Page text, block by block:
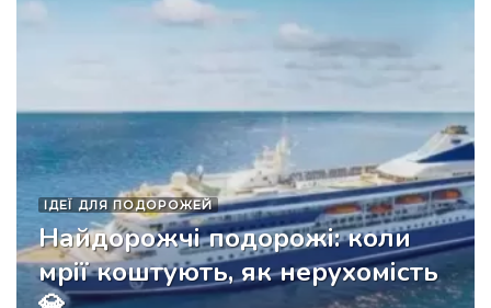
ІДЕЇ ​​ДЛЯ ПОДОРОЖЕЙ
Найдорожчі подорожі: коли
мрії коштують, як нерухомість